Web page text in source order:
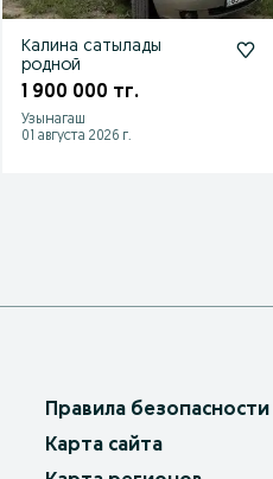
Калина сатылады
родной
1 900 000 тг.
Узынагаш
01 августа 2026 г.
Правила безопасности
Карта сайта